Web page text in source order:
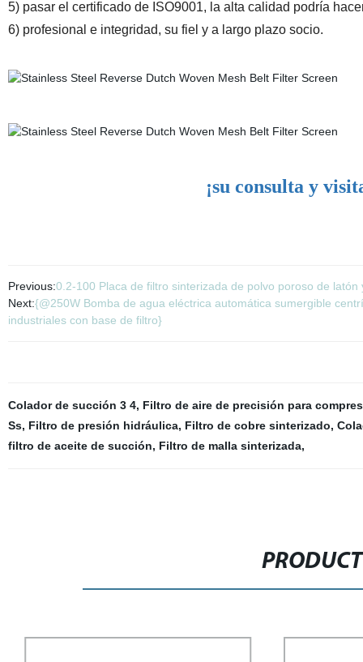
5) pasar el certificado de ISO9001, la alta calidad podría
6) profesional e integridad, su fiel y a largo plazo socio.
¡su consulta y
Previous:0.2-100 Placa de filtro sinterizada de polvo poroso de
Next:{@250W Bomba de agua eléctrica automática sumergible
industriales con base de filtro}
Colador de succión 3 4, Filtro de aire de precisión para
Ss, Filtro de presión hidráulica, Filtro de cobre sinterizado,
filtro de aceite de succión, Filtro de malla sinterizada,